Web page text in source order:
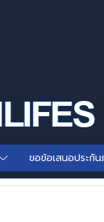
ขอข้อเสนอประกั